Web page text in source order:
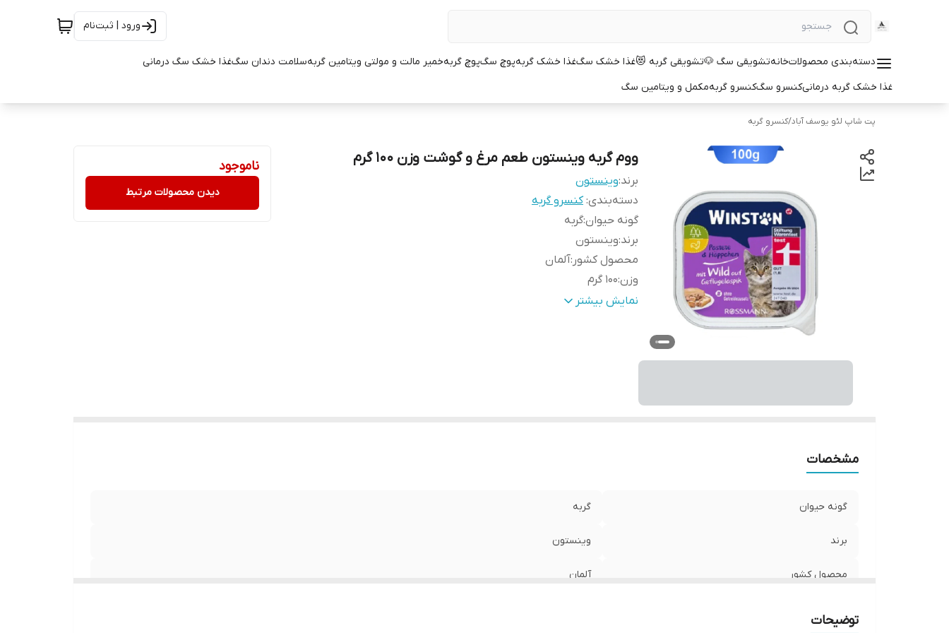
ورود | ثبت‌نام
دسته‌بندی محصولاتخانهتشویقی سگ 🐶تشویقی گربه 😻غذا خشک سگغذا خشک گربهپوچ سگپوچ گربهخمیر مالت و مولتی ویتامین گربهسلامت دندان سگغذا خشک سگ درمانی
غذا خشک گربه درمانیکنسرو سگکنسرو گربهمکمل و ویتامین سگ
پت شاپ لئو یوسف آباد/کنسرو گربه
ووم گربه وینستون طعم مرغ و گوشت وزن 100 گرم
برند:وینستون
دسته‌بندی:کنسرو گربه
گونه حیوان:گربه
برند:وینستون
محصول کشور :آلمان
وزن:100 گرم
طعم:گوشت و مرغ
نمایش بیشتر
ناموجود
دیدن محصولات مرتبط
مشخصات
گونه حیوان گربه
برند وینستون
محصول کشور آلمان
توضیحات